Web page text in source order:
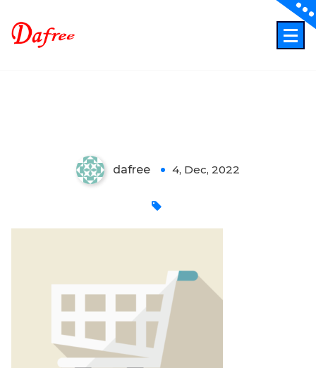
content
dafree 4, Dec, 2022